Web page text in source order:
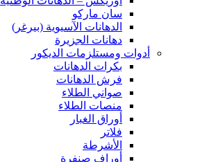
سان ماركو
الدهانات الآسيوية (بيرغر)
دهانات الجزيرة
أدوات ومستلزمات الديكور
بكرات الدهانات
فرش الدهانات
صواني الطلاء
منصات الطلاء
أوراق الغبار
فلاتر
الأشرطة
أوراف صنفرة